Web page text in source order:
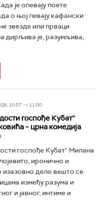
је опевају поете
о њој певају кафански
звезде или прваци
дирљива је, разумљива,
10:57 -> 11:00
госпође Кубат“
– црна комедија
госпође Кубат" Милана
иронично и
изазовно дело вешто се
између разума и
и јавног, интиме и